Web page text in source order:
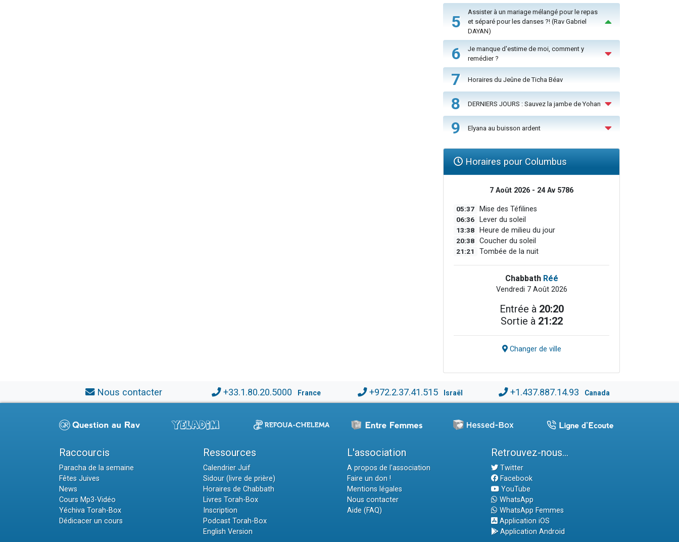
5
Assister à un mariage mélangé pour le repas
et séparé pour les danses ?! (Rav Gabriel
DAYAN)
6
Je manque d'estime de moi, comment y
remédier ?
7 Horaires du Jeûne de Ticha Béav
8 DERNIERS JOURS : Sauvez la jambe de Yohan
9 Elyana au buisson ardent
Horaires pour Columbus
7 Août 2026 - 24 Av 5786
05:37 Mise des Téfilines
06:36 Lever du soleil
13:38 Heure de milieu du jour
20:38 Coucher du soleil
21:21 Tombée de la nuit
Chabbath Réé
Vendredi 7 Août 2026
Entrée à 20:20
Sortie à 21:22
Changer de ville
Nous contacter +33.1.80.20.5000 France +972.2.37.41.515 Israël +1.437.887.14.93 Canada
Raccourcis
Paracha de la semaine
Fêtes Juives
News
Cours Mp3-Vidéo
Yéchiva Torah-Box
Dédicacer un cours
Ressources
Calendrier Juif
Sidour (livre de prière)
Horaires de Chabbath
Livres Torah-Box
Inscription
Podcast Torah-Box
English Version
L'association
A propos de l'association
Faire un don !
Mentions légales
Nous contacter
Aide (FAQ)
Retrouvez-nous...
Twitter
Facebook
YouTube
WhatsApp
WhatsApp Femmes
Application iOS
Application Android